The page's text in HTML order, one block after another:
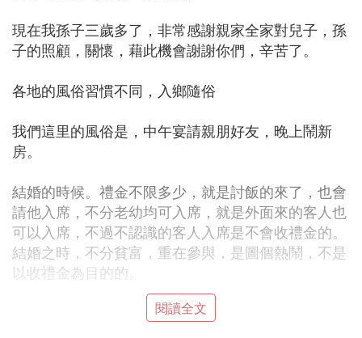
現在我孫子三歲多了，非常感謝親家全家對兒子，孫
子的照顧，關懷，藉此機會謝謝你們，辛苦了。
各地的風俗習慣不同，入鄉隨俗
我們這里的風俗是，中午宴請親朋好友，晚上鬧新
房。
結婚的時候。禮金不限多少，就是討飯的來了，也會
請他入席，不分老幼均可入席，就是外面來的客人也
可以入席，不過不認識的客人入席是不會收禮金的。
結婚之時，不分貧富，重在參與，是圖個熱鬧，不是
以收禮金為目的的。
我們這里的風俗是，婚喪嫁娶都一樣，都不是以收禮
閱讀全文